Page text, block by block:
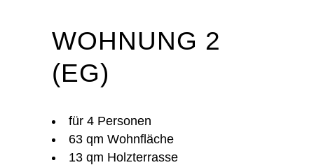
WOHNUNG 2
(EG)
für 4 Personen
63 qm Wohnfläche
13 qm Holzterrasse